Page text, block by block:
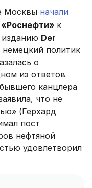
Москвы начали
«Роснефти» к
Der
политик
о
из ответов
канцлера
что не
(Герхард
пост
нефтяной
удовлетворил